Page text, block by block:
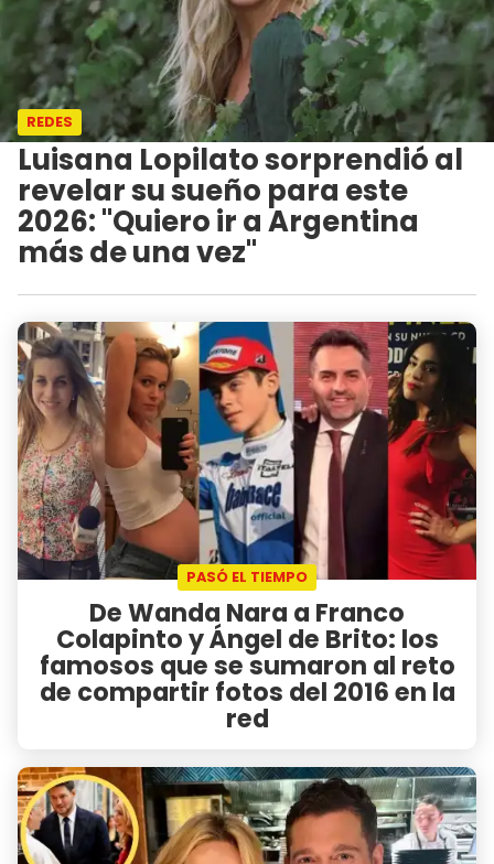
REDES
Luisana Lopilato sorprendió al
revelar su sueño para este
2026: "Quiero ir a Argentina
más de una vez"
PASÓ EL TIEMPO
De Wanda Nara a Franco
Colapinto y Ángel de Brito: los
famosos que se sumaron al reto
de compartir fotos del 2016 en la
red